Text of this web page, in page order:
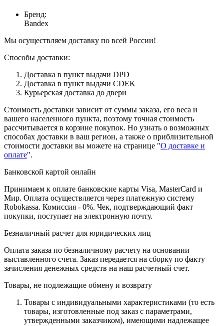
Бренд:
Bandex
Мы осуществляем доставку по всей России!
Способы доставки:
Доставка в пункт выдачи DPD
Доставка в пункт выдачи CDEK
Курьерская доставка до двери
Стоимость доставки зависит от суммы заказа, его веса и
вашего населенного пункта, поэтому точная стоимость
рассчитывается в корзине покупок. Но узнать о возможных
способах доставки в ваш регион, а также о приблизительной
стоимости доставки вы можете на странице "О доставке и
оплате".
Банковской картой онлайн
Принимаем к оплате банковские карты Visa, MasterCard и
Мир. Оплата осуществляется через платежную систему
Robokassa. Комиссия - 0%. Чек, подтверждающий факт
покупки, поступает на электронную почту.
Безналичный расчет для юридических лиц
Оплата заказа по безналичному расчету на основании
выставленного счета. Заказ передается на сборку по факту
зачисления денежных средств на наш расчетный счет.
Товары, не подлежащие обмену и возврату
Товары с индивидуальными характеристиками (то есть
товары, изготовленные под заказ с параметрами,
утвержденными заказчиком), имеющими надлежащее